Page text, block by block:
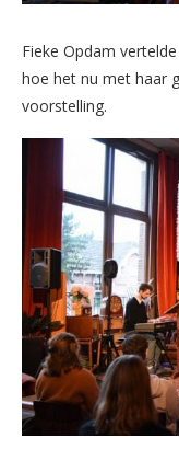
Fieke Opdam
hoe het nu met haar
voorstelling.